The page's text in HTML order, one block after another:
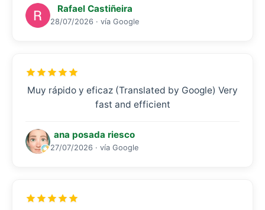
Rafael Castiñeira
28/07/2026 · vía Google
Muy rápido y eficaz (Translated by Google) Very
fast and efficient
ana posada riesco
27/07/2026 · vía Google